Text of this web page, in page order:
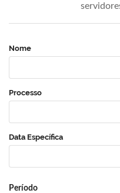
Nome
Processo
Data Específica
Período